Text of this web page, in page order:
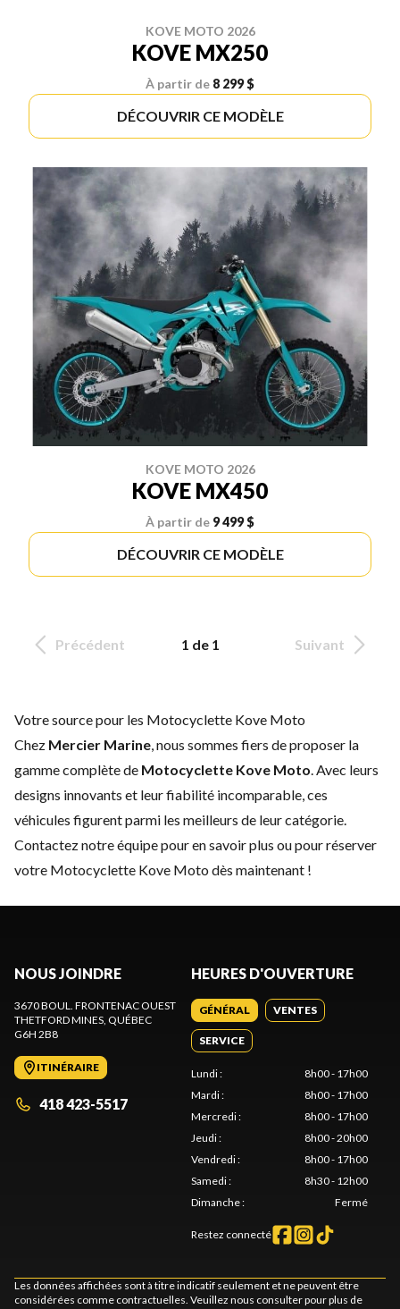
KOVE MOTO 2026
KOVE MX250
À partir de 8 299 $
DÉCOUVRIR CE MODÈLE
KOVE MOTO 2026
KOVE MX450
À partir de 9 499 $
DÉCOUVRIR CE MODÈLE
Précédent 1 de 1 Suivant
Votre source pour les Motocyclette Kove Moto
Chez Mercier Marine, nous sommes fiers de proposer la
gamme complète de Motocyclette Kove Moto. Avec leurs
designs innovants et leur fiabilité incomparable, ces
véhicules figurent parmi les meilleurs de leur catégorie.
Contactez notre équipepour en savoir plus ou pour réserver
votre Motocyclette Kove Moto dès maintenant !
NOUS JOINDRE
3670 BOUL. FRONTENAC OUEST
THETFORD MINES, QUÉBEC
G6H 2B8
ITINÉRAIRE
418 423-5517
HEURES D'OUVERTURE
GÉNÉRAL VENTES
SERVICE
Lundi:
8h00 - 17h00
Mardi:
8h00 - 17h00
Mercredi:
8h00 - 17h00
Jeudi:
8h00 - 20h00
Vendredi:
8h00 - 17h00
Samedi:
8h30 - 12h00
Dimanche: Fermé
Restez connecté
Les données affichées sont à titre indicatif seulement et ne peuvent être
considérées comme contractuelles. Veuillez nous consulter pour plus de